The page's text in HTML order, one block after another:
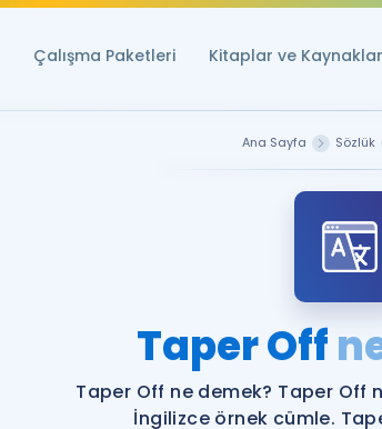
Çalışma Paketleri Kitaplar ve Kaynaklar
Ana Sayfa Sözlük
Taper Off
Taper Off ne demek? Taper Off
İngilizce örnek cümle.